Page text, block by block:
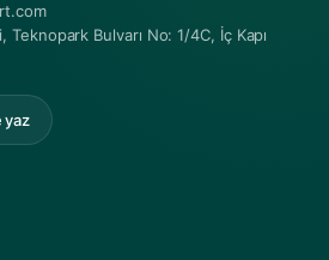
Teknopark Bulvarı No: 1/4C, İç Kapı
yaz